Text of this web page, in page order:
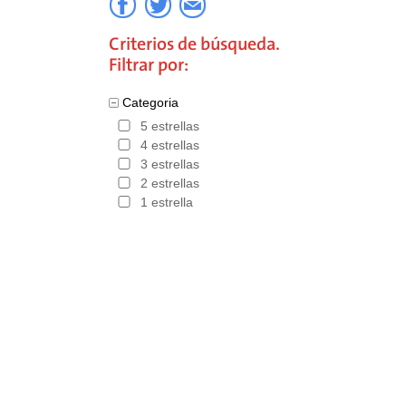
Criterios de búsqueda.
Filtrar por:
Categoria
5 estrellas
4 estrellas
3 estrellas
2 estrellas
1 estrella